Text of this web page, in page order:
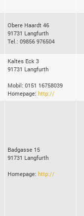
Obere Haardt 46
91731 Langfurth
Tel.: 09856 976504
Kaltes Eck 3
91731 Langfurth
Mobil: 0151 16758039
Homepage:http://
Badgasse 15
91731 Langfurth
Homepage:http://